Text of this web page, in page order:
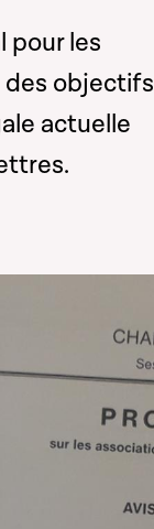
pour les
des objectifs
actuelle